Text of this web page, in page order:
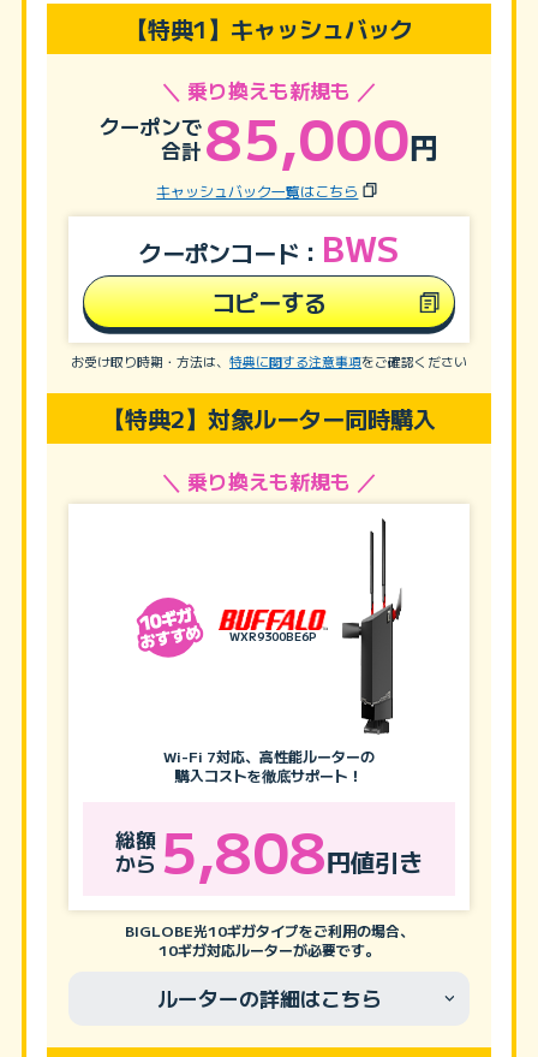
【特典1】キャッシュバック
＼ 乗り換えも新規も ／
クーポンで
合計 85,000円
キャッシュバック一覧はこちら
クーポンコード： BWS
コピーする
お受け取り時期・方法は、 特典に関する注意事項をご確認ください
【特典2】対象ルーター同時購入
＼ 乗り換えも新規も ／
WXR9300BE6P
Wi-Fi 7対応、高性能ルーターの
購入コストを徹底サポート！
総額
から 5,808円値引き
BIGLOBE光10ギガタイプをご利用の場合、
10ギガ対応ルーターが必要です。
ルーターの詳細はこちら